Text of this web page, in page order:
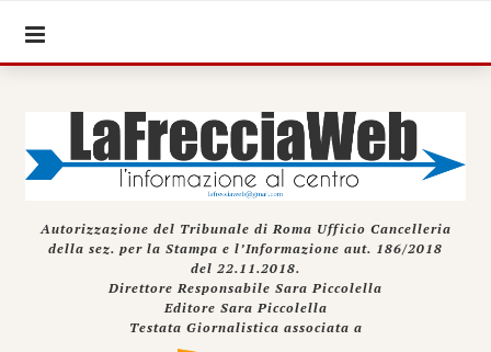
Autorizzazione del Tribunale di Roma Ufficio Cancelleria
della sez. per la Stampa e l’Informazione aut. 186/2018
del 22.11.2018.
Direttore Responsabile Sara Piccolella
Editore Sara Piccolella
Testata Giornalistica associata a